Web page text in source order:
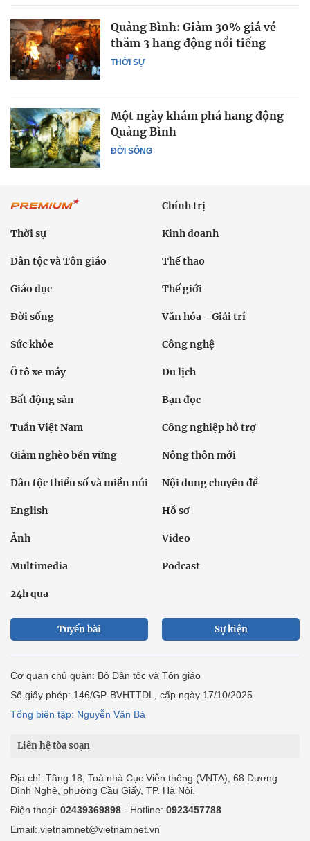
THỜI SỰ
Quảng Bình: Giảm 30% giá vé
thăm 3 hang động nổi tiếng
ĐỜI SỐNG
Một ngày khám phá hang động
Quảng Bình
Chính trị
Thời sự Kinh doanh
Dân tộc và Tôn giáo Thể thao
Giáo dục Thế giới
Đời sống Văn hóa - Giải trí
Sức khỏe Công nghệ
Ô tô xe máy Du lịch
Bất động sản Bạn đọc
Tuần Việt Nam Công nghiệp hỗ trợ
Giảm nghèo bền vững Nông thôn mới
Dân tộc thiểu số và miền núi Nội dung chuyên đề
English Hồ sơ
Ảnh Video
Multimedia Podcast
24h qua
Tuyến bài Sự kiện
Cơ quan chủ quản: Bộ Dân tộc và Tôn giáo
Số giấy phép: 146/GP-BVHTTDL, cấp ngày 17/10/2025
Tổng biên tập: Nguyễn Văn Bá
Liên hệ tòa soạn
Địa chỉ: Tầng 18, Toà nhà Cục Viễn thông (VNTA), 68 Dương
Đình Nghệ, phường Cầu Giấy, TP. Hà Nội.
Điện thoại: 02439369898 - Hotline: 0923457788
Email: vietnamnet@vietnamnet.vn